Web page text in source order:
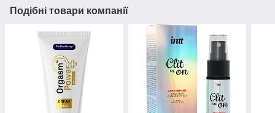
Подібні товари компанії